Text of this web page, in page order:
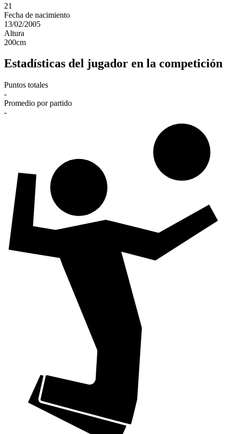
21
Fecha de nacimiento
13/02/2005
Altura
200cm
Estadísticas del jugador en la competición
Puntos totales
-
Promedio por partido
-